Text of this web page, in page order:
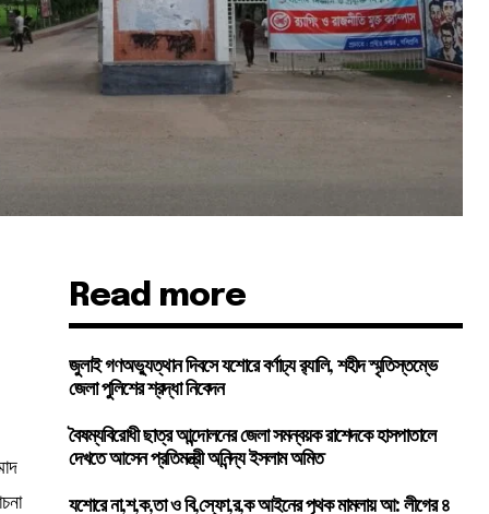
Read more
জুলাই গণঅভ্যুত্থান দিবসে যশোরে বর্ণাঢ্য র‍্যালি, শহীদ স্মৃতিস্তম্ভে
জেলা পুলিশের শ্রদ্ধা নিবেদন
বৈষম্যবিরোধী ছাত্র আন্দোলনের জেলা সমন্বয়ক রাশেদকে হাসপাতালে
দেখতে আসেন প্রতিমন্ত্রী অনিন্দ্য ইসলাম অমিত
যশোরে না,শ,ক,তা ও বি,স্ফো,র,ক আইনের পৃথক মামলায় আ: লীগের ৪